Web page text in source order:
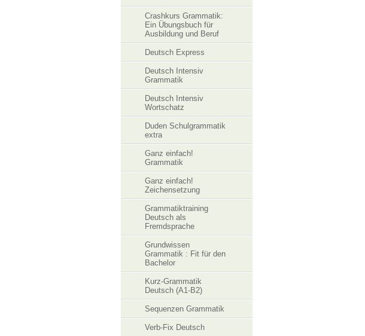
Crashkurs Grammatik:
Ein Übungsbuch für
Ausbildung und Beruf
Deutsch Express
Deutsch Intensiv
Grammatik
Deutsch Intensiv
Wortschatz
Duden Schulgrammatik
extra
Ganz einfach!
Grammatik
Ganz einfach!
Zeichensetzung
Grammatiktraining
Deutsch als
Fremdsprache
Grundwissen
Grammatik : Fit für den
Bachelor
Kurz-Grammatik
Deutsch (A1-B2)
Sequenzen Grammatik
Verb-Fix Deutsch